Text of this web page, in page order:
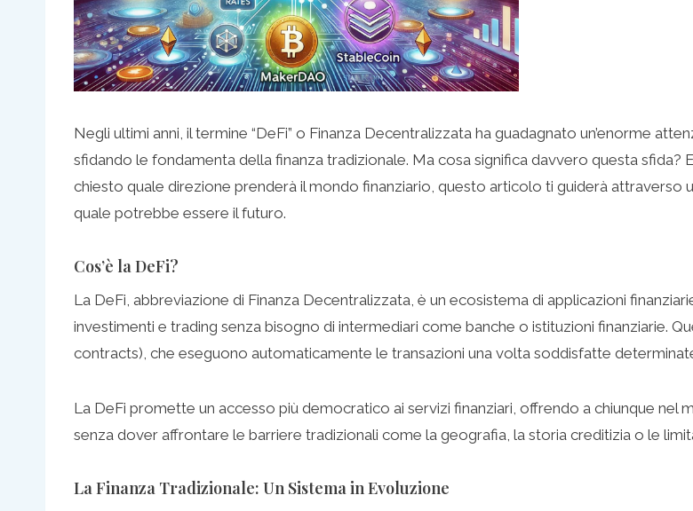
Negli ultimi anni, il termine “DeFi” o Finanza Decentralizzata ha guadagnato un’enorme
sfidando le fondamenta della finanza tradizionale. Ma cosa significa davvero questa sfida?
chiesto quale direzione prenderà il mondo finanziario, questo articolo ti guiderà attraverso
quale potrebbe essere il futuro.
Cos’è la DeFi?
La DeFi, abbreviazione di Finanza Decentralizzata, è un ecosistema di applicazioni
investimenti e trading senza bisogno di intermediari come banche o istituzioni finanziarie.
contracts), che eseguono automaticamente le transazioni una volta soddisfatte
La DeFi promette un accesso più democratico ai servizi finanziari, offrendo a chiunque nel
senza dover affrontare le barriere tradizionali come la geografia, la storia creditizia o le
La Finanza Tradizionale: Un Sistema in Evoluzione